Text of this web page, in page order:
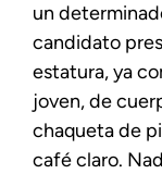
un
candidato
estatura, ya
joven, de
chaqueta de
café claro.